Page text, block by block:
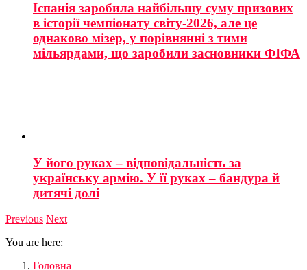
Іспанія заробила найбільшу суму призових
в історії чемпіонату світу-2026, але це
однаково мізер, у порівнянні з тими
мільярдами, що заробили засновники ФІФА
У його руках – відповідальність за
українську армію. У її руках – бандура й
дитячі долі
Previous Next
You are here:
Головна